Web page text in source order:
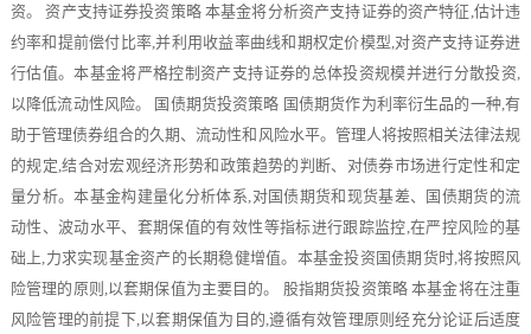
资。 资产支持证券投资策略 本基金将分析资产支持证券的资产特征,估计违
约率和提前偿付比率,并利用收益率曲线和期权定价模型,对资产支持证券进
行估值。本基金将严格控制资产支持证券的总体投资规模并进行分散投资,
以降低流动性风险。 国债期货投资策略 国债期货作为利率衍生品的一种,有
助于管理债券组合的久期、流动性和风险水平。管理人将按照相关法律法规
的规定,结合对宏观经济形势和政策趋势的判断、对债券市场进行定性和定
量分析。本基金构建量化分析体系,对国债期货和现货基差、国债期货的流
动性、波动水平、套期保值的有效性等指标进行跟踪监控,在严控风险的基
础上,力求实现基金资产的长期稳健增值。本基金投资国债期货时,将按照风
险管理的原则,以套期保值为主要目的。 股指期货投资策略 本基金将在注重
风险管理的前提下,以套期保值为目的,遵循有效管理原则经充分论证后适度